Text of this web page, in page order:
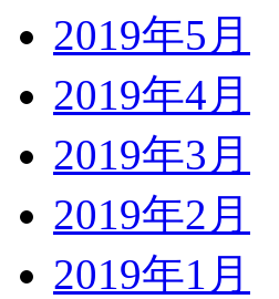
2019年5月
2019年4月
2019年3月
2019年2月
2019年1月